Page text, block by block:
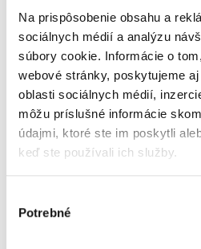
Na prispôsobenie obsahu a
sociálnych médií a analýzu
súbory cookie. Informácie o
webové stránky, poskytujeme
oblasti sociálnych médií,
môžu príslušné informácie
údajmi, ktoré ste im poskytli
keď ste používali ich služby.
súhlasu
Potrebné
23,81 €
bez DPH
Monografia sa venuje
formovania
vybraným
prírodných a
skúmaným aspektom v